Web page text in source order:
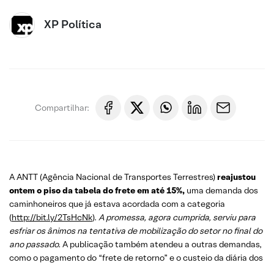
XP Política
Compartilhar:
A ANTT (Agência Nacional de Transportes Terrestres)reajustou
ontem o piso da tabela do frete em até 15%, uma demanda dos
caminhoneiros que já estava acordada com a categoria
(http://bit.ly/2TsHcNk). A promessa, agora cumprida, serviu para
esfriar os ânimos na tentativa de mobilização do setor no final do
ano passado. A publicação também atendeu a outras demandas,
como o pagamento do “frete de retorno” e o custeio da diária dos